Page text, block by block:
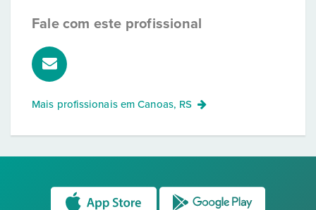
Fale com este profissional
Mais profissionais emCanoas, RS